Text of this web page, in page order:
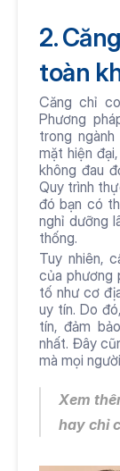
2.
toàn
Căng chỉ
Phương
trong
mặt hiện
không đau
Quy trình
đó bạn có
nghỉ dưỡng
thống.
Tuy nhiên,
của phương
tố như cơ
uy tín. Do
tín, đảm
nhất. Đây
mà mọi
Xem
hay chỉ